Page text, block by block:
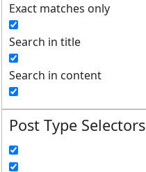
Exact matches only
Search in title
Search in content
Post Type Selectors